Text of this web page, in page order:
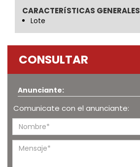
CARACTERíSTICAS GENERALES
Lote
CONSULTAR
Anunciante:
Comunicate con el anunciante: